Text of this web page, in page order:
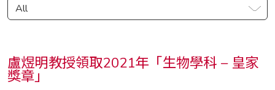
All
盧煜明教授領取2021年「生物學科 – 皇家
獎章」